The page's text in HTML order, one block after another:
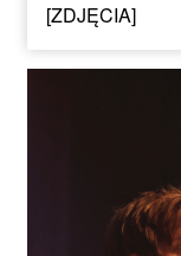
[ZDJĘCIA]